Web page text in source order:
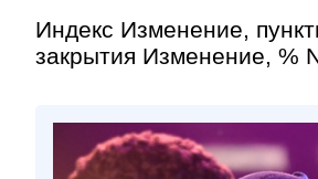
Индекс Изменение,
закрытия Изменение, %
Контакт»